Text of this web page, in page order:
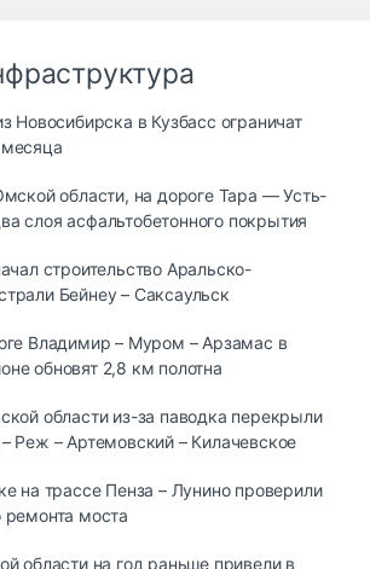
Новосибирска в Кузбасс ограничат
области, на дороге Тара — Усть-
слоя асфальтобетонного покрытия
строительство Аральско-
Бейнеу – Саксаульск
Владимир – Муром – Арзамас в
обновят 2,8 км полотна
области из-за паводка перекрыли
Реж – Артемовский – Килачевское
на трассе Пенза – Лунино проверили
ремонта моста
области на год раньше привели в